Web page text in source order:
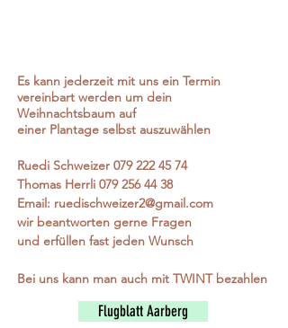
Es kann jederzeit mit uns ein Termin
vereinbart werden um dein
Weihnachtsbaum auf
einer Plantage selbst auszuwählen
Ruedi Schweizer 079 222 45 74
Thomas Herrli 079 256 44 38
Email: ruedischweizer2@gmail.com
wir beantworten gerne Fragen
und erfüllen fast jeden Wunsch
Bei uns kann man auch mit TWINT bezahlen
Flugblatt Aarberg